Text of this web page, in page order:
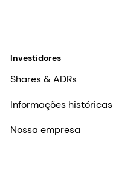
Investidores
Shares & ADRs
Informações históricas
Nossa empresa